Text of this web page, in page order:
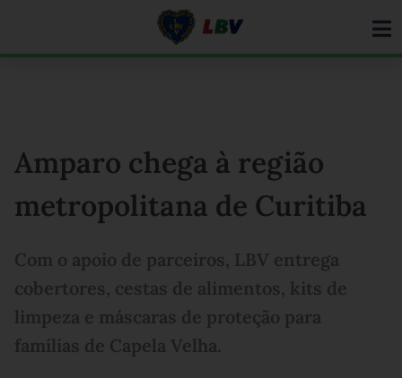
Amparo chega à região
metropolitana de Curitiba
Com o apoio de parceiros, LBV entrega
cobertores, cestas de alimentos, kits de
limpeza e máscaras de proteção para
famílias de Capela Velha.